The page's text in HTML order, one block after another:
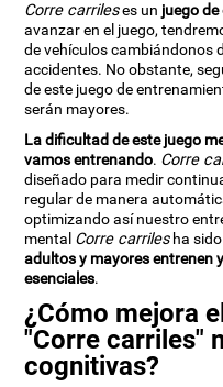
Corre carrileses un juego
avanzar en el juego,
de vehículos cambiándonos
accidentes. No obstante,
de este juego de
serán mayores.
La dificultad de este juego
vamos entrenando. Corre
diseñado para medir
regular de manera
optimizando así nuestro
mental Corre carrilesha sido
adultos y mayores entrenen
esenciales.
¿Cómo mejora
"Corre carriles"
cognitivas?